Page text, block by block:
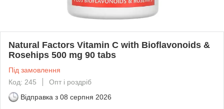
Natural Factors Vitamin C with Bioflavonoids &
Rosehips 500 mg 90 tabs
Під замовлення
Код: 245
Опт і роздріб
Відправка з 08 серпня 2026